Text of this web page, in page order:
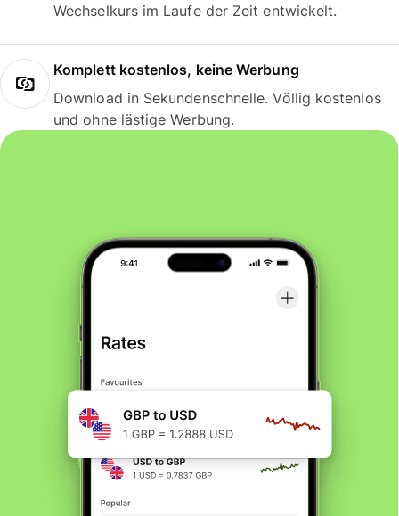
Wechselkurs im Laufe der Zeit entwickelt.
Komplett kostenlos, keine Werbung
Download in Sekundenschnelle. Völlig kostenlos
und ohne lästige Werbung.